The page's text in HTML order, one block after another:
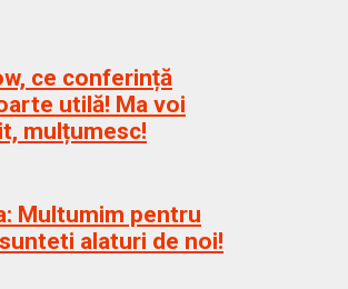
ce conferință
utilă! Ma voi
mulțumesc!
Multumim pentru
alaturi de noi!